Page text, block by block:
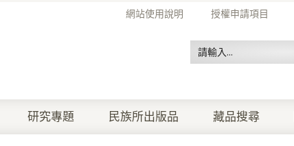
網站使用說明 授權申請項目
研究專題 民族所出版品 藏品搜尋